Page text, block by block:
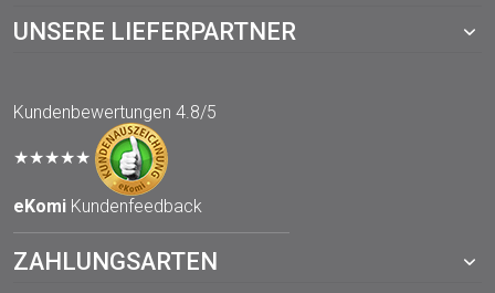
UNSERE LIEFERPARTNER
Kundenbewertungen 4.8/5
★★★★★
eKomi Kundenfeedback
ZAHLUNGSARTEN